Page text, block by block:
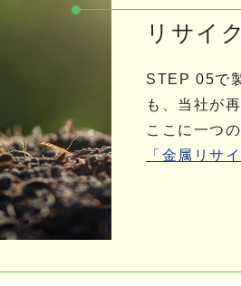
リサイ
STEP 05で
も、当社が
ここに一つ
「金属リサ